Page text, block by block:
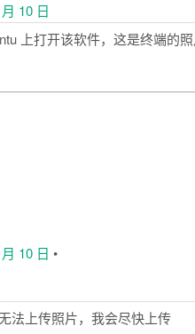
10 日
上打开该软件，这是终端的
10 日 •
法上传照片，我会尽快上传